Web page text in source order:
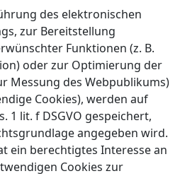
des elektronischen
zur Bereitstellung
Funktionen (z. B.
oder zur Optimierung der
Messung des Webpublikums)
Cookies), werden auf
1 lit. f DSGVO gespeichert,
angegeben wird.
ein berechtigtes Interesse an
Cookies zur